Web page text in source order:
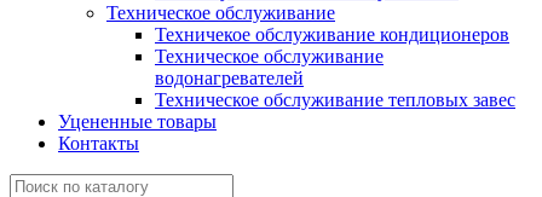
Техническое обслуживание
Техничекое обслуживание кондиционеров
Техническое обслуживание
водонагревателей
Техническое обслуживание тепловых завес
Уцененные товары
Контакты